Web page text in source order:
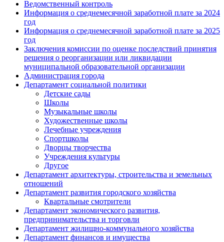
Ведомственный контроль
Информация о среднемесячной заработной плате за 2024
год
Информация о среднемесячной заработной плате за 2025
год
Заключения комиссии по оценке последствий принятия
решения о реорганизации или ликвидации
муниципальной образовательной организации
Администрация города
Департамент социальной политики
Детские сады
Школы
Музыкальные школы
Художественные школы
Лечебные учреждения
Спортшколы
Дворцы творчества
Учреждения культуры
Другое
Департамент архитектуры, строительства и земельных
отношений
Департамент развития городского хозяйства
Квартальные смотрители
Департамент экономического развития,
предпринимательства и торговли
Департамент жилищно-коммунального хозяйства
Департамент финансов и имущества